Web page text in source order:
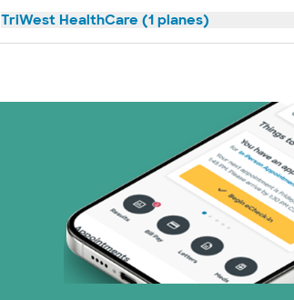
TriWest HealthCare (1 planes)